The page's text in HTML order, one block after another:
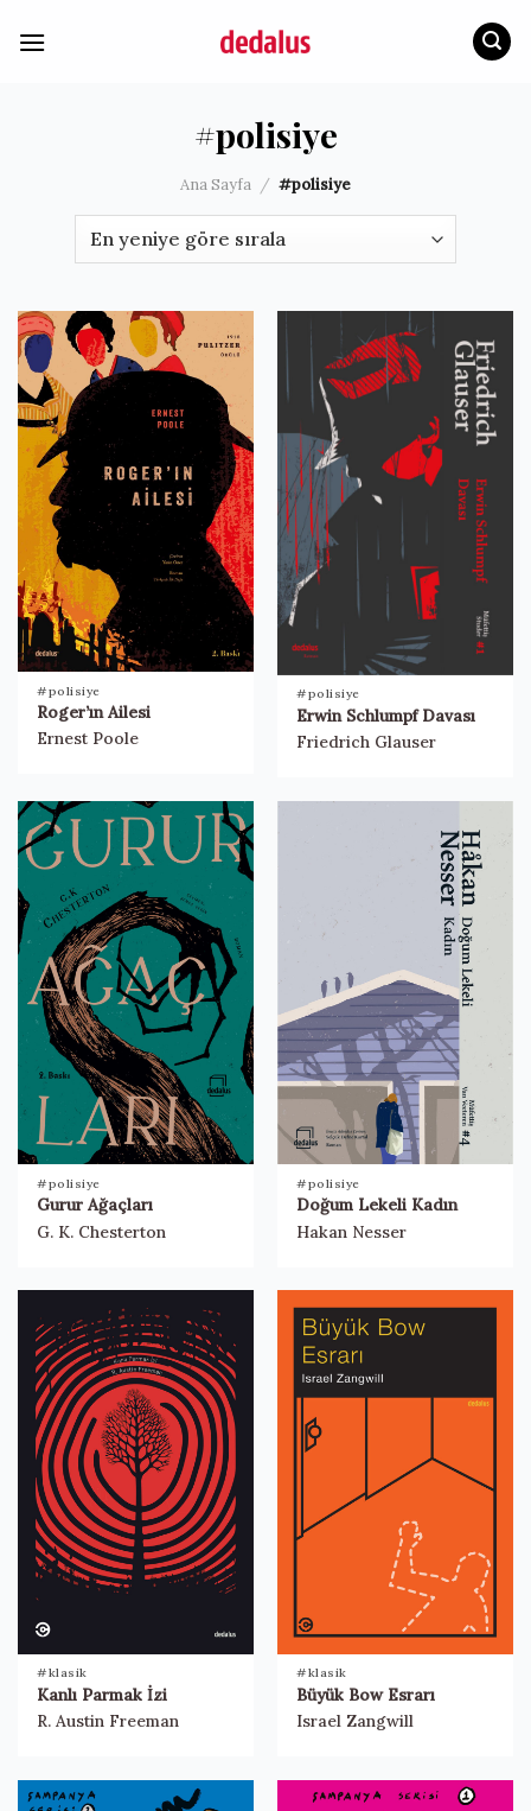
atla
#polisiye
Ana Sayfa / #polisiye
#polisiye
Roger’ın Ailesi
Ernest Poole
#polisiye
Erwin Schlumpf Davası
Friedrich Glauser
#polisiye
Gurur Ağaçları
G. K. Chesterton
#polisiye
Doğum Lekeli Kadın
Hakan Nesser
#klasik
Kanlı Parmak İzi
R. Austin Freeman
#klasik
Büyük Bow Esrarı
Israel Zangwill